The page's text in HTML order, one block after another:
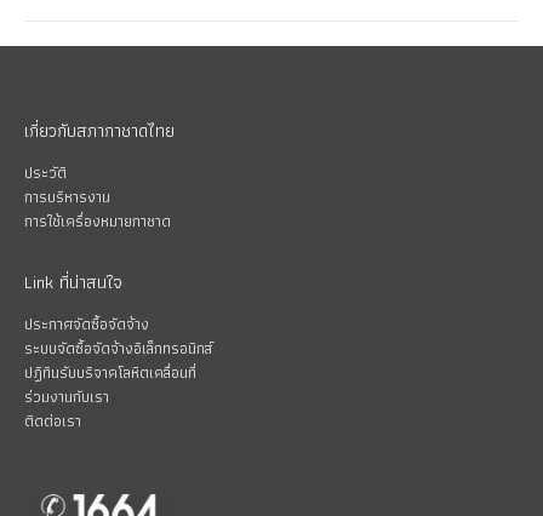
เกี่ยวกับสภากาชาดไทย
ประวัติ
การบริหารงาน
การใช้เครื่องหมายกาชาด
Link ที่น่าสนใจ
ประกาศจัดซื้อจัดจ้าง
ระบบจัดซื้อจัดจ้างอิเล็กทรอนิกส์
ปฏิทินรับบริจาคโลหิตเคลื่อนที่
ร่วมงานกับเรา
ติดต่อเรา